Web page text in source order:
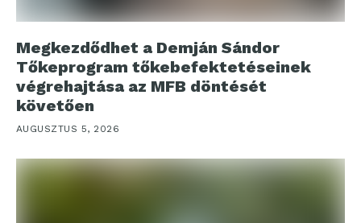
Megkezdődhet a Demján Sándor
Tőkeprogram tőkebefektetéseinek
végrehajtása az MFB döntését
követően
AUGUSZTUS 5, 2026